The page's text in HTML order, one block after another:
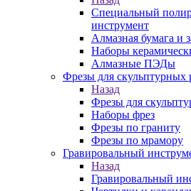
Специальный
инструмент
Алмазная бумага и
Наборы
Алмазные ПЭДы
Фрезы для скульптурных
Назад
Фрезы для
Наборы фрез
Фрезы по граниту
Фрезы по мрамору
Гравировальный
Назад
Гравировальный